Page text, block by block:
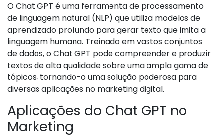
O Chat GPT é uma ferramenta de processamento
de linguagem natural (NLP) que utiliza modelos de
aprendizado profundo para gerar texto que imita a
linguagem humana. Treinado em vastos conjuntos
de dados, o Chat GPT pode compreender e produzir
textos de alta qualidade sobre uma ampla gama de
tópicos, tornando-o uma solução poderosa para
diversas aplicações no marketing digital.
Aplicações do Chat GPT no
Marketing